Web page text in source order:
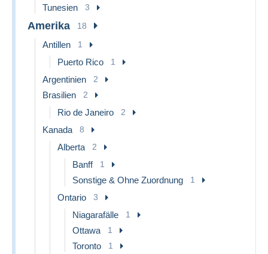
Tunesien 3
Amerika 18
Antillen 1
Puerto Rico 1
Argentinien 2
Brasilien 2
Rio de Janeiro 2
Kanada 8
Alberta 2
Banff 1
Sonstige & Ohne Zuordnung 1
Ontario 3
Niagarafälle 1
Ottawa 1
Toronto 1